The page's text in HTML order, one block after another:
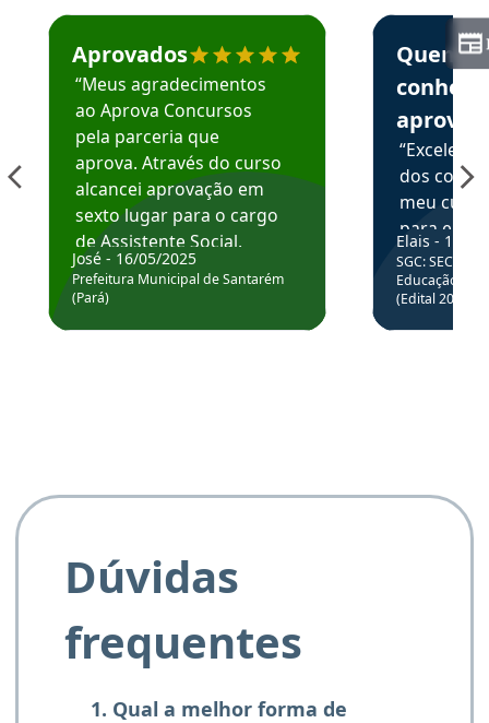
Estudante José recomenda o Aprova Concursos em
Aprovados
“Meus agradecimentos
ao Aprova Concursos
pela parceria que
aprova. Através do curso
alcancei aprovação em
sexto lugar para o cargo
de Assistente Social.
Hoje estou atuando na
Prefeitura de Santarém.
José - 16/05/2025
Prefeitura Municipal de Santarém
(Pará)
Estudante
Quem
aprova
dos
meu
para
colocar
através
de
Elais - 15/
SGC: SEC BA
Educação
(Edital
Dúvidas
frequentes
1. Qual a melhor forma de